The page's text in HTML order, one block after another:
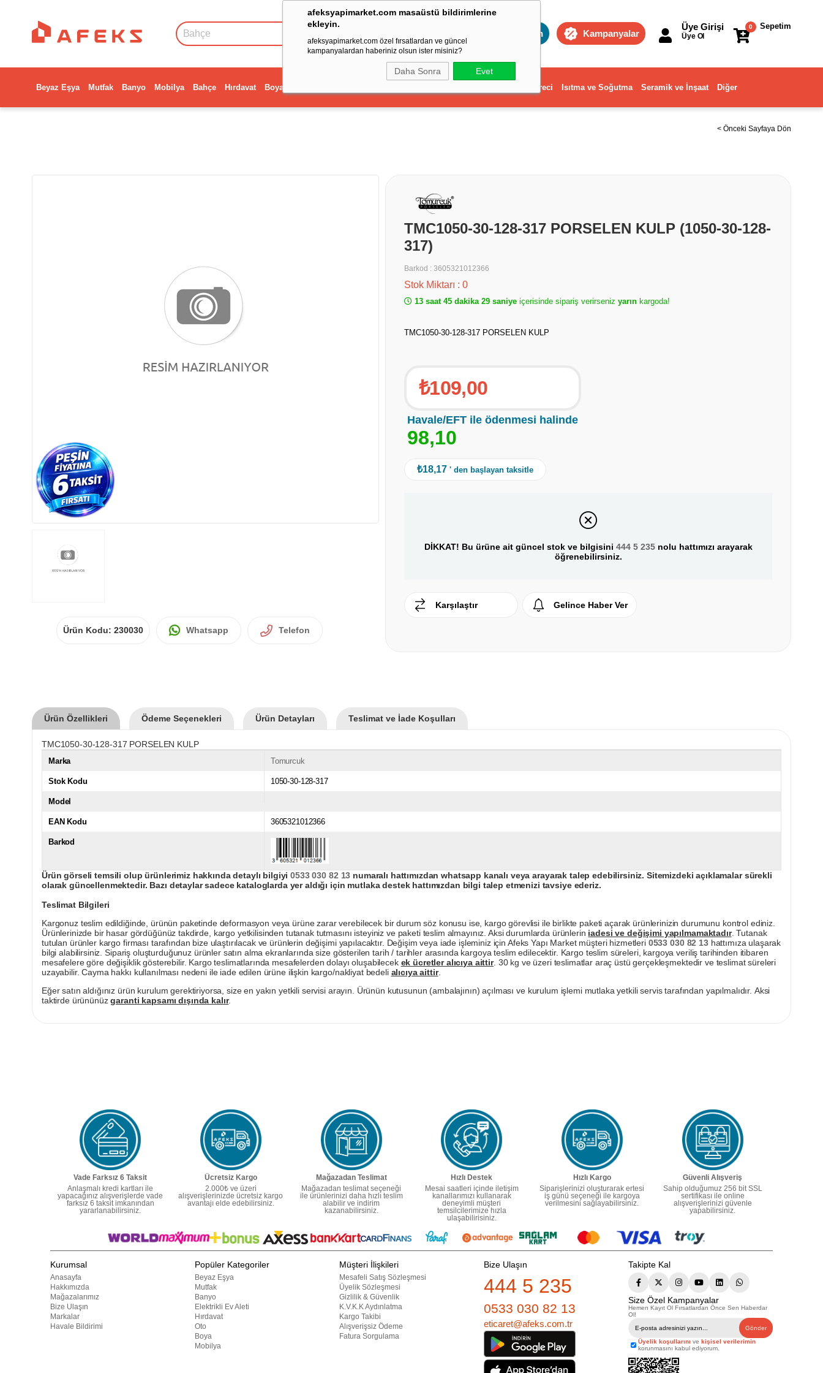
afeksyapimarket.com masaüstü bildirimlerine
ekleyin.
afeksyapimarket.com özel fırsatlardan ve güncel
kampanyalardan haberiniz olsun ister misiniz?
Daha Sonra Evet
Toptan Kampanyalar
Sepetim
0
Üye Girişi
Üye Ol
Beyaz Eşya Mutfak Banyo Mobilya Bahçe Hırdavat Boya Dekorasyon ve Ev Gereci Isıtma ve Soğutma Seramik ve İnşaat Diğer
< Önceki Sayfaya Dön
Ürün Kodu: 230030 Whatsapp Telefon
TMC1050-30-128-317 PORSELEN KULP (1050-30-128-
317)
Barkod : 3605321012366
Stok Miktarı : 0
13 saat 45 dakika 29 saniye içerisinde sipariş verirseniz yarın kargoda!
TMC1050-30-128-317 PORSELEN KULP
₺109,00
Havale/EFT ile ödenmesi halinde
98,10
₺18,17 ' den başlayan taksitle
DİKKAT! Bu ürüne ait güncel stok ve bilgisini 444 5 235nolu hattımızı arayarak
öğrenebilirsiniz.
Karşılaştır Gelince Haber Ver
Ürün Özellikleri Ödeme Seçenekleri Ürün Detayları Teslimat ve İade Koşulları
TMC1050-30-128-317 PORSELEN KULP
Marka Tomurcuk
Stok Kodu 1050-30-128-317
Model
EAN Kodu 3605321012366
Barkod
Ürün görseli temsili olup ürünlerimiz hakkında detaylı bilgiyi0533 030 82 13 numaralı hattımızdan whatsapp kanalı veya arayarak talep edebilirsiniz. Sitemizdeki açıklamalar sürekli
olarak güncellenmektedir. Bazı detaylar sadece kataloglarda yer aldığı için mutlaka destek hattımızdan bilgi talep etmenizi tavsiye ederiz.
Teslimat Bilgileri
Kargonuz teslim edildiğinde, ürünün paketinde deformasyon veya ürüne zarar verebilecek bir durum söz konusu ise, kargo görevlisi ile birlikte paketi açarak ürünlerinizin durumunu kontrol ediniz.
Ürünlerinizde bir hasar gördüğünüz takdirde, kargo yetkilisinden tutanak tutmasını isteyiniz ve paketi teslim almayınız. Aksi durumlarda ürünlerin iadesi ve değişimi yapılmamaktadır. Tutanak
tutulan ürünler kargo firması tarafından bize ulaştırılacak ve ürünlerin değişimi yapılacaktır. Değişim veya iade işleminiz için Afeks Yapı Market müşteri hizmetleri 0533 030 82 13hattımıza ulaşarak
bilgi alabilirsiniz. Sipariş oluşturduğunuz ürünler satın alma ekranlarında size gösterilen tarih / tarihler arasında kargoya teslim edilecektir. Kargo teslim süreleri, kargoya veriliş tarihinden itibaren
mesafelere göre değişiklik gösterebilir. Kargo teslimatlarında mesafelerden dolayı oluşabilecek ek ücretler alıcıya aittir. 30 kg ve üzeri teslimatlar araç üstü gerçekleşmektedir ve teslimat süreleri
uzayabilir. Cayma hakkı kullanılması nedeni ile iade edilen ürüne ilişkin kargo/nakliyat bedeli alıcıya aittir.
Eğer satın aldığınız ürün kurulum gerektiriyorsa, size en yakın yetkili servisi arayın. Ürünün kutusunun (ambalajının) açılması ve kurulum işlemi mutlaka yetkili servis tarafından yapılmalıdır. Aksi
taktirde ürününüzgaranti kapsamı dışında kalır.
Vade Farksız 6 Taksit
Anlaşmalı kredi kartları ile
yapacağınız alışverişlerde vade
farksız 6 taksit imkanından
yararlanabilirsiniz.
Ücretsiz Kargo
2.000₺ ve üzeri
alışverişlerinizde ücretsiz kargo
avantajı elde edebilirsiniz.
Mağazadan Teslimat
Mağazadan teslimat seçeneği
ile ürünlerinizi daha hızlı teslim
alabilir ve indirim
kazanabilirsiniz.
Hızlı Destek
Mesai saatleri içinde iletişim
kanallarımızı kullanarak
deneyimli müşteri
temsilcilerimize hızla
ulaşabilirisiniz.
Hızlı Kargo
Siparişlerinizi oluşturarak ertesi
iş günü seçeneği ile kargoya
verilmesini sağlayabilirsiniz.
Güvenli Alışveriş
Sahip olduğumuz 256 bit SSL
sertifikası ile online
alışverişlerinizi güvenle
yapabilirsiniz.
Kurumsal
Anasayfa
Hakkımızda
Mağazalarımız
Bize Ulaşın
Markalar
Havale Bildirimi
Popüler Kategoriler
Beyaz Eşya
Mutfak
Banyo
Elektrikli Ev Aleti
Hırdavat
Oto
Boya
Mobilya
Müşteri İlişkileri
Mesafeli Satış Sözleşmesi
Üyelik Sözleşmesi
Gizlilik & Güvenlik
K.V.K.K Aydınlatma
Kargo Takibi
Alışverişsiz Ödeme
Fatura Sorgulama
Bize Ulaşın
444 5 235
0533 030 82 13
eticaret@afeks.com.tr
Takipte Kal
Size Özel Kampanyalar
Hemen Kayıt Ol Fırsatlardan Önce Sen Haberdar
Ol!
Gönder
Üyelik koşullarını ve kişisel verilerimin
korunmasını kabul ediyorum.